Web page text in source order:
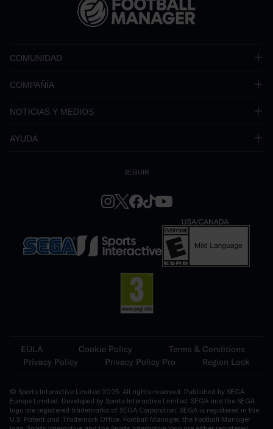
COMUNIDAD
COMPAÑÍA
NOTICIAS Y MEDIOS
AYUDA
SEGUIR
EULA Cookie Policy
Terms & Conditions
Privacy Policy
Privacy Policy Pro Region Lock
© Sports Interactive Limited 2025. All rights reserved. Published by SEGA
Europe Limited. Developed by Sports Interactive Limited. SEGA and the SEGA
logo are registered trademarks of SEGA Corporation. SEGA is registered in the
U.S. Patent and Trademark Office. Football Manager, the Football Manager